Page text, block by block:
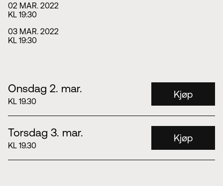
02 MAR. 2022
KL 19:30
03 MAR. 2022
KL 19:30
Onsdag 2. mar.
KL 19.30
Kjøp
Torsdag 3. mar.
KL 19.30
Kjøp